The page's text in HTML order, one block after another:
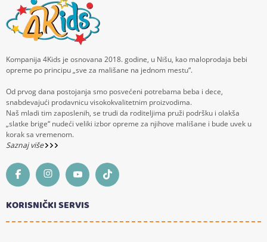
Kompanija 4Kids je osnovana 2018. godine, u Nišu, kao maloprodaja bebi
opreme po principu „sve za mališane na jednom mestu“.
Od prvog dana postojanja smo posvećeni potrebama beba i dece,
snabdevajući prodavnicu visokokvalitetnim proizvodima.
Naš mladi tim zaposlenih, se trudi da roditeljima pruži podršku i olakša
„slatke brige“ nudeći veliki izbor opreme za njihove mališane i bude uvek u
korak sa vremenom.
Saznaj više
KORISNIČKI SERVIS